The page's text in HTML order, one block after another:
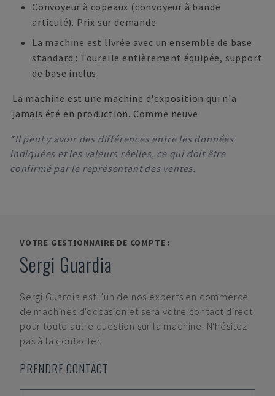
Convoyeur à copeaux (convoyeur à bande
articulé). Prix sur demande
La machine est livrée avec un ensemble de base
standard : Tourelle entièrement équipée, support
de base inclus
La machine est une machine d'exposition qui n'a
jamais été en production. Comme neuve
*Il peut y avoir des différences entre les données
indiquées et les valeurs réelles, ce qui doit être
confirmé par le représentant des ventes.
VOTRE GESTIONNAIRE DE COMPTE :
Sergi Guardia
Sergi Guardia est l'un de nos experts en commerce
de machines d'occasion et sera votre contact direct
pour toute autre question sur la machine. N'hésitez
pas à la contacter.
PRENDRE CONTACT